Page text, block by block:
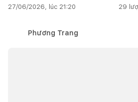
27/06/2026, lúc 21:20 29
Phương Trang